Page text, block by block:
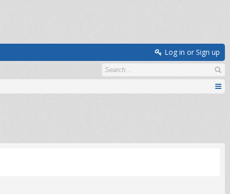
Log in or Sign up